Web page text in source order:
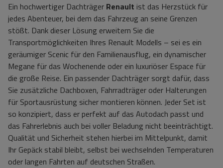
Ein hochwertiger Dachträger Renault ist das Herzstück für
jedes Abenteuer, bei dem das Fahrzeug an seine Grenzen
stößt. Dank dieser Lösung erweitern Sie die
Transportmöglichkeiten Ihres Renault Modells – sei es ein
geräumiger Scenic für den Familienausflug, ein dynamischer
Megane für das Wochenende oder ein luxuriöser Espace für
die große Reise. Ein passender Dachträger sorgt dafür, dass
Sie zusätzliche Dachboxen, Fahrradträger oder Halterungen
für Sportausrüstung sicher montieren können. Jeder Set ist
so konzipiert, dass er perfekt auf das Autodach passt und
das Fahrerlebnis auch bei voller Beladung nicht beeinträchtigt.
Qualität und Sicherheit stehen hierbei im Mittelpunkt, damit
Ihr Gepäck stabil bleibt, selbst bei wechselnden Temperaturen
oder langen Fahrten auf deutschen Straßen.